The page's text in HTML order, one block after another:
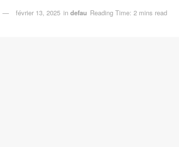
février 13, 2025 in defau Reading Time: 2 mins read